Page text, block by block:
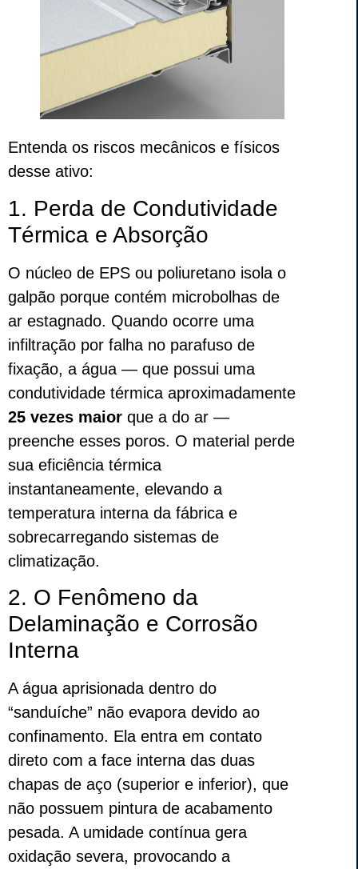
Entenda os riscos mecânicos e físicos
desse ativo:
1. Perda de Condutividade
Térmica e Absorção
O núcleo de EPS ou poliuretano isola o
galpão porque contém microbolhas de
ar estagnado. Quando ocorre uma
infiltração por falha no parafuso de
fixação, a água — que possui uma
condutividade térmica aproximadamente
25 vezes maior que a do ar —
preenche esses poros. O material perde
sua eficiência térmica
instantaneamente, elevando a
temperatura interna da fábrica e
sobrecarregando sistemas de
climatização.
2. O Fenômeno da
Delaminação e Corrosão
Interna
A água aprisionada dentro do
“sanduíche” não evapora devido ao
confinamento. Ela entra em contato
direto com a face interna das duas
chapas de aço (superior e inferior), que
não possuem pintura de acabamento
pesada. A umidade contínua gera
oxidação severa, provocando a